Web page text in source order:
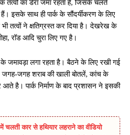
तत्वों का डेरा जमा रहता है, जिसके चलते
हैं। इसके साथ ही पार्क के सौंदर्यीकरण के लिए
भी तत्वों ने क्षतिग्रस्त कर दिया है। देखरेख के
रॉड आदि चुरा लिए गए है।
के जमावड़ा लगा रहता है। बैठने के लिए रखी गई
जगह-जगह शराब की खाली बोतलें, कांच के
है। पार्क निर्माण के बाद प्रशासन ने इसकी
चलती कार से हथियार लहराने का वीडियो